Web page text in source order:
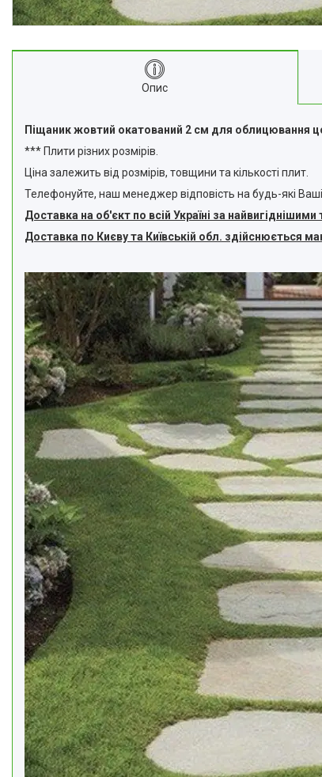
Опис
Піщаник жовтий окатований 2 см для облицювання
*** Плити різних розмірів.
Ціна залежить від розмірів, товщини та кількості плит.
Телефонуйте, наш менеджер відповість на будь-які
Доставка на об'єкт по всій Україні за
Доставка по Києву та Київській обл. здійснюється